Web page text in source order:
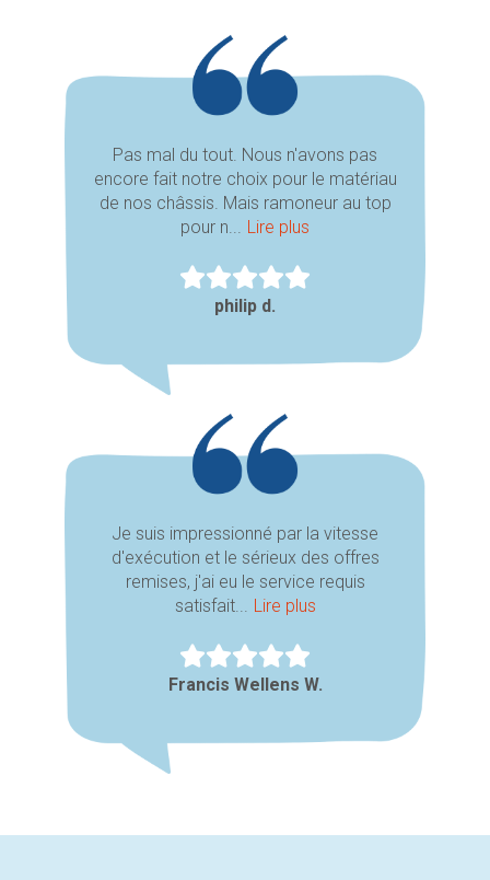
Pas mal du tout. Nous n'avons pas
encore fait notre choix pour le matériau
de nos châssis. Mais ramoneur au top
pour n...
Lire plus
philip d.
Je suis impressionné par la vitesse
d'exécution et le sérieux des offres
remises, j'ai eu le service requis
satisfait...
Lire plus
Francis Wellens W.